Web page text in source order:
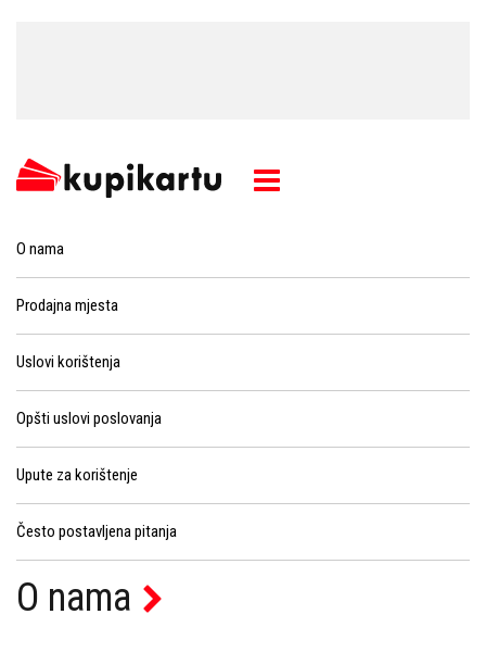
O nama
Prodajna mjesta
Uslovi korištenja
Opšti uslovi poslovanja
Upute za korištenje
Često postavljena pitanja
O nama